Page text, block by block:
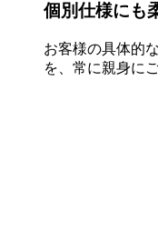
個別仕様にも
お客様の具体的
を、常に親身に